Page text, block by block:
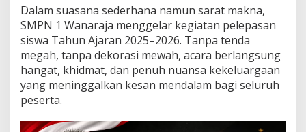
P
1
W
A
N
A
R
Dalam suasana sederhana namun sarat makna,
SMPN 1 Wanaraja menggelar kegiatan pelepasan
siswa Tahun Ajaran 2025–2026. Tanpa tenda
megah, tanpa dekorasi mewah, acara berlangsung
hangat, khidmat, dan penuh nuansa kekeluargaan
yang meninggalkan kesan mendalam bagi seluruh
peserta.